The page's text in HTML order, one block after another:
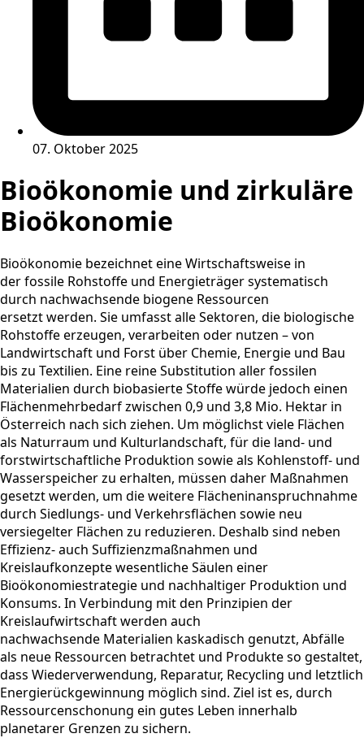
07. Oktober 2025
Bioökonomie und zirkuläre
Bioökonomie
Bioökonomie bezeichnet eine Wirtschaftsweise in
der fossile Rohstoffe und Energieträger systematisch
durch nachwachsende biogene Ressourcen
ersetzt werden. Sie umfasst alle Sektoren, die biologische
Rohstoffe erzeugen, verarbeiten oder nutzen – von
Landwirtschaft und Forst über Chemie, Energie und Bau
bis zu Textilien. Eine reine Substitution aller fossilen
Materialien durch biobasierte Stoffe würde jedoch einen
Flächenmehrbedarf zwischen 0,9 und 3,8 Mio. Hektar in
Österreich nach sich ziehen. Um möglichst viele Flächen
als Naturraum und Kulturlandschaft, für die land- und
forstwirtschaftliche Produktion sowie als Kohlenstoff- und
Wasserspeicher zu erhalten, müssen daher Maßnahmen
gesetzt werden, um die weitere Flächeninanspruchnahme
durch Siedlungs- und Verkehrsflächen sowie neu
versiegelter Flächen zu reduzieren. Deshalb sind neben
Effizienz- auch Suffizienzmaßnahmen und
Kreislaufkonzepte wesentliche Säulen einer
Bioökonomiestrategie und nachhaltiger Produktion und
Konsums. In Verbindung mit den Prinzipien der
Kreislaufwirtschaft werden auch
nachwachsende Materialien kaskadisch genutzt, Abfälle
als neue Ressourcen betrachtet und Produkte so gestaltet,
dass Wiederverwendung, Reparatur, Recycling und letztlich
Energie­rückgewinnung möglich sind. Ziel ist es, durch
Ressourcenschonung ein gutes Leben innerhalb
planetarer Grenzen zu sichern.